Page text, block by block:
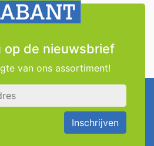
op de nieuwsbrief
van ons assortiment!
Inschrijven